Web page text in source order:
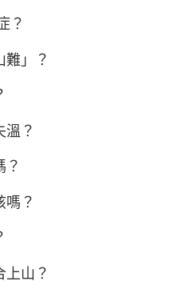
？
」？
？
？
山？